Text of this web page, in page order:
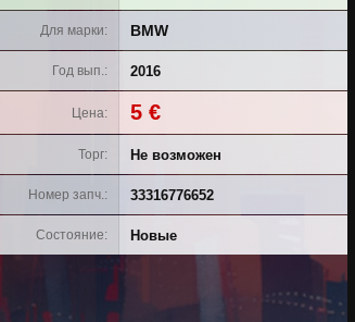
Для марки BMW
Год вып. 2016
Цена 5 €
Торг Не возможен
Номер запч. 33316776652
Состояние Новые